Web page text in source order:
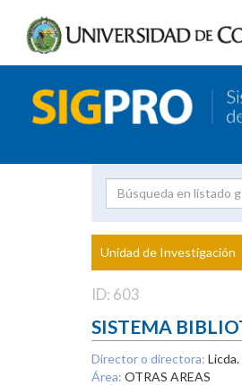
Proyecto
Unidad de Investigación
ID: 603
SISTEMA
Director o directora:
Área: OTRAS AREAS